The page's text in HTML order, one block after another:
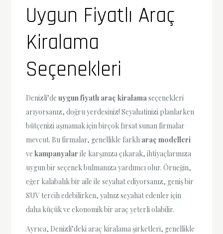
Uygun Fiyatlı Araç
Kiralama
Seçenekleri
Denizli’deuygun fiyatlı araç kiralama seçenekleri
arıyorsanız, doğru yerdesiniz! Seyahatinizi planlarken
bütçenizi aşmamak için birçok fırsat sunan firmalar
mevcut. Bu firmalar, genellikle farklı araç modelleri
vekampanyalar ile karşınıza çıkarak, ihtiyaçlarınıza
uygun bir seçenek bulmanıza yardımcı olur. Örneğin,
eğer kalabalık bir aile ile seyahat ediyorsanız, geniş bir
SUV tercih edebilirken, yalnız seyahat edenler için
daha küçük ve ekonomik bir araç yeterli olabilir.
Ayrıca, Denizli’deki araç kiralama şirketleri, genellikle